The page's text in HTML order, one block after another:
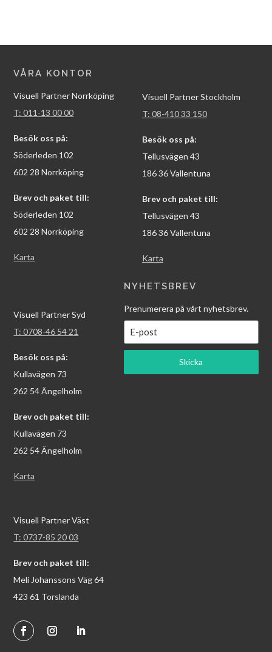
VÅRA KONTOR
Visuell Partner Norrköping
T: 011-13 00 00
Besök oss på:
Söderleden 102
602 28 Norrköping
Brev och paket till:
Söderleden 102
602 28 Norrköping
Karta
Visuell Partner Stockholm
T: 08-410 33 150
Besök oss på:
Tellusvägen 43
186 36 Vallentuna
Brev och paket till:
Tellusvägen 43
186 36 Vallentuna
Karta
Visuell Partner Syd
T: 0708-46 54 21
Besök oss på:
Kullavägen 73
262 54 Ängelholm
Brev och paket till:
Kullavägen 73
262 54 Ängelholm
Karta
Visuell Partner Väst
T: 0737-85 20 03
Brev och paket till:
Meli Johanssons Väg 64
423 61 Torslanda
NYHETSBREV
Prenumerera på vårt nyhetsbrev.
Skicka